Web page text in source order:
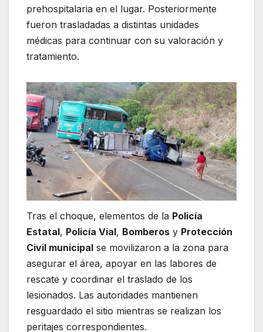
prehospitalaria en el lugar. Posteriormente
fueron trasladadas a distintas unidades
médicas para continuar con su valoración y
tratamiento.
Tras el choque, elementos de la Policía
Estatal, Policía Vial, Bomberos y Protección
Civil municipal se movilizaron a la zona para
asegurar el área, apoyar en las labores de
rescate y coordinar el traslado de los
lesionados. Las autoridades mantienen
resguardado el sitio mientras se realizan los
peritajes correspondientes.